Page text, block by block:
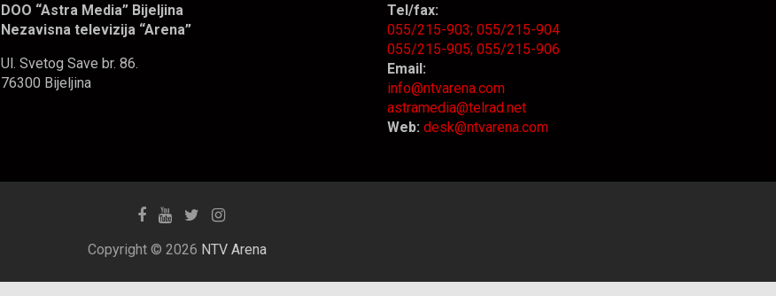
DOO “Astra Media” Bijeljina
Nezavisna televizija “Arena”
Ul. Svetog Save br. 86.
76300 Bijeljina
Tel/fax:
055/215-903;055/215-904
055/215-905;055/215-906
Email:
info@ntvarena.com
astramedia@telrad.net
Web: desk@ntvarena.com
Copyright © 2026 NTV Arena